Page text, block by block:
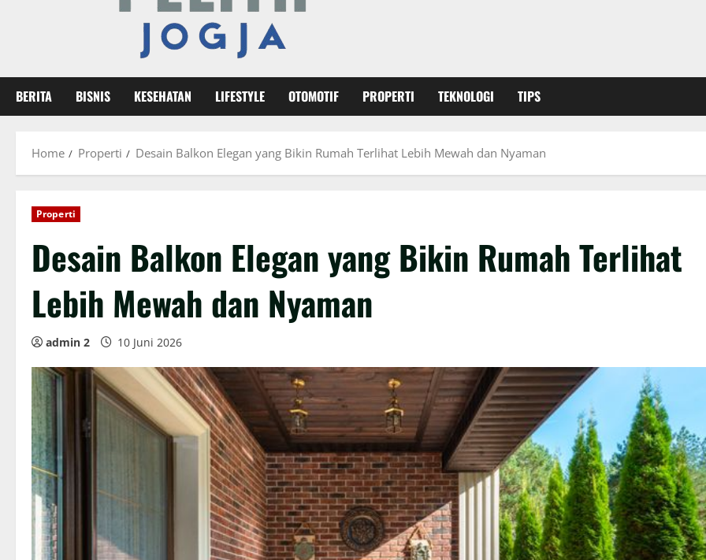
BERITA BISNIS KESEHATAN LIFESTYLE OTOMOTIF PROPERTI TEKNOLOGI TIPS
Home Properti Desain Balkon Elegan yang Bikin Rumah Terlihat Lebih Mewah dan Nyaman
Properti
Desain Balkon Elegan yang Bikin Rumah Terlihat
Lebih Mewah dan Nyaman
admin 2 10 Juni 2026